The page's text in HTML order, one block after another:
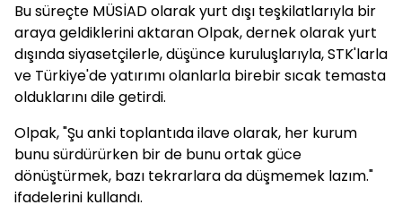
Bu süreçte MÜSİAD olarak yurt dışı teşkilatlarıyla bir
araya geldiklerini aktaran Olpak, dernek olarak yurt
dışında siyasetçilerle, düşünce kuruluşlarıyla, STK'larla
ve Türkiye'de yatırımı olanlarla birebir sıcak temasta
olduklarını dile getirdi.
Olpak, "Şu anki toplantıda ilave olarak, her kurum
bunu sürdürürken bir de bunu ortak güce
dönüştürmek, bazı tekrarlara da düşmemek lazım."
ifadelerini kullandı.